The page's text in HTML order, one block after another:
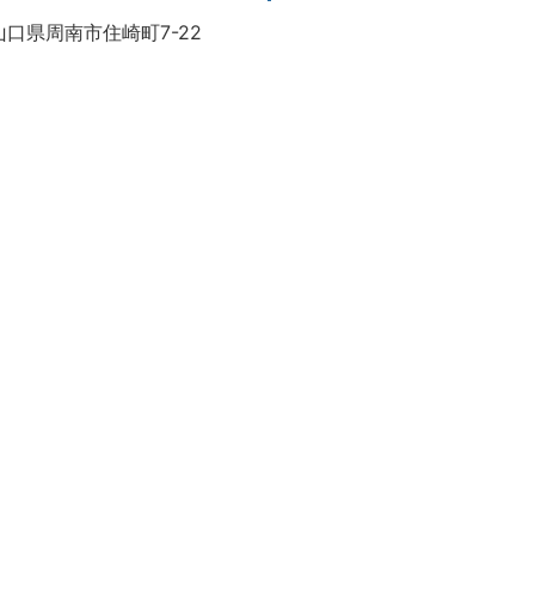
口県周南市住崎町7-22